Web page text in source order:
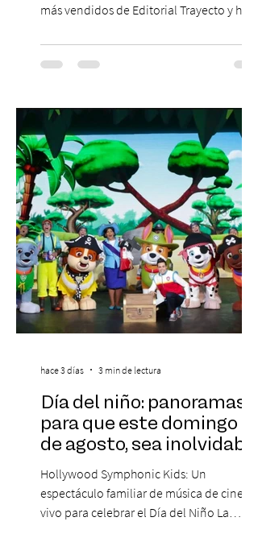
más vendidos de Editorial Trayecto y ha
para mejorar los procesos de selección
laboral en Chile. En un contexto donde el
experiencias laborales forman parte de la
realidad de miles de trabajadores, Trabajo
de Monos – Reflexiones de la Selva
Corporativa, del autor Mauricio Eduardo
Medina, ha trascendido el ámbito editorial
Día del niño: panoramas
para que este domingo 09
de agosto, sea inolvidable
Hollywood Symphonic Kids: Un
espectáculo familiar de música de cine en
vivo para celebrar el Día del Niño La
hace 3 días 3 min de lectura